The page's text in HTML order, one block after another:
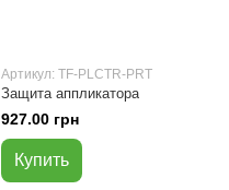
Артикул: TF-PLCTR-PRT
Защита аппликатора
927.00 грн
Купить